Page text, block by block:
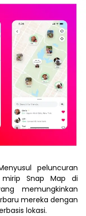
peluncuran
Snap Map di
memungkinkan
mereka dengan
lokasi.